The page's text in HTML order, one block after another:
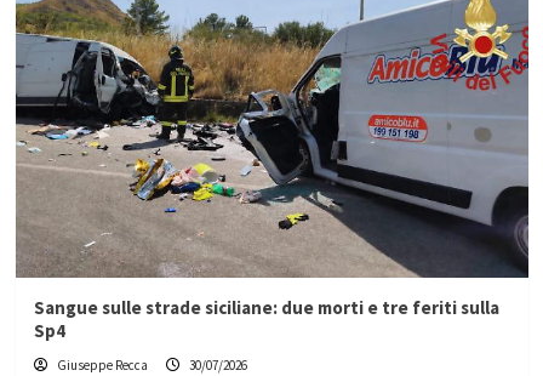
Sangue sulle strade siciliane: due morti e tre feriti sulla
Sp4
Giuseppe Recca 30/07/2026